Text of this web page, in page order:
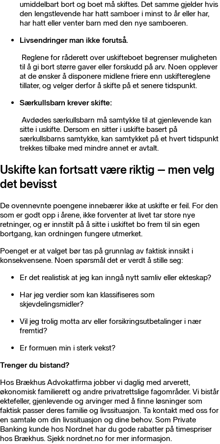
umiddelbart bort og boet må skiftes. Det samme gjelder hvis
den lengstlevende har hatt samboer i minst to år eller har,
har hatt eller venter barn med den nye samboeren.
Livsendringer man ikke forutså.
Reglene for råderett over uskifteboet begrenser muligheten
til å gi bort større gaver eller forskudd på arv. Noen opplever
at de ønsker å disponere midlene friere enn uskiftereglene
tillater, og velger derfor å skifte på et senere tidspunkt.
Særkullsbarn krever skifte:
Avdødes særkullsbarn må samtykke til at gjenlevende kan
sitte i uskifte. Dersom en sitter i uskifte basert på
særkullsbarns samtykke, kan samtykket på et hvert tidspunkt
trekkes tilbake med mindre annet er avtalt.
Uskifte kan fortsatt være riktig – men velg
det bevisst
De ovennevnte poengene innebærer ikke at uskifte er feil. For den
som er godt opp i årene, ikke forventer at livet tar store nye
retninger, og er innstilt på å sitte i uskiftet bo frem til sin egen
bortgang, kan ordningen fungere utmerket.
Poenget er at valget bør tas på grunnlag av faktisk innsikt i
konsekvensene. Noen spørsmål det er verdt å stille seg:
Er det realistisk at jeg kan inngå nytt samliv eller ekteskap?
Har jeg verdier som kan klassifiseres som
skjevdelingsmidler?
Vil jeg trolig motta arv eller forsikringsutbetalinger i nær
fremtid?
Er formuen min i sterk vekst?
Trenger du bistand?
Hos Brækhus Advokatfirma jobber vi daglig med arverett,
økonomisk familierett og andre privatrettslige fagområder. Vi bistår
ektefeller, gjenlevende og arvinger med å finne løsninger som
faktisk passer deres familie og livssituasjon. Ta kontakt med oss for
en samtale om din livssituasjon og dine behov. Som Private
Banking kunde hos Nordnet har du gode rabatter på timespriser
hos Brækhus. Sjekk nordnet.no for mer informasjon.